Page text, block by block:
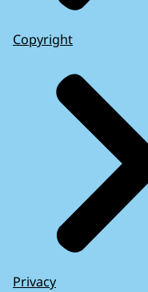
Copyright
Privacy